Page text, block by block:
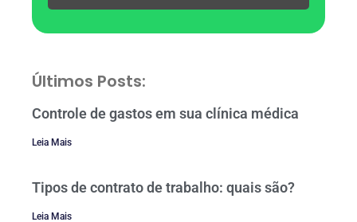
Últimos Posts:
Controle de gastos em sua clínica médica
Leia Mais
Tipos de contrato de trabalho: quais são?
Leia Mais